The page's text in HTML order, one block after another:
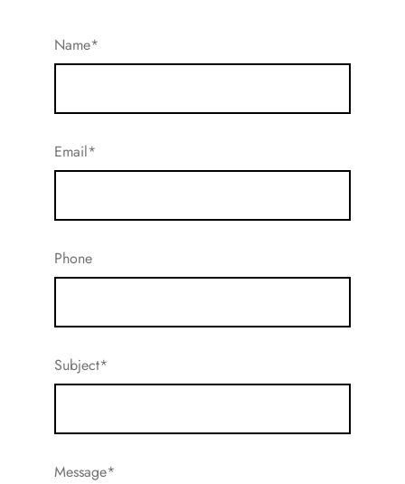
Name*
Email*
Phone
Subject*
Message*